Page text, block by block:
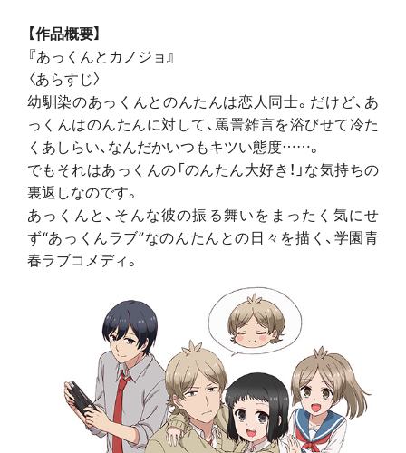
【作品概要】
『あっくんとカノジョ』
〈あらすじ〉
幼馴染のあっくんとのんたんは恋人同士。だけど、あ
っくんはのんたんに対して、罵詈雑言を浴びせて冷た
くあしらい、なんだかいつもキツい態度……。
でもそれはあっくんの「のんたん大好き！」な気持ちの
裏返しなのです。
あっくんと、そんな彼の振る舞いをまったく気にせ
ず“あっくんラブ”なのんたんとの日々を描く、学園青
春ラブコメディ。